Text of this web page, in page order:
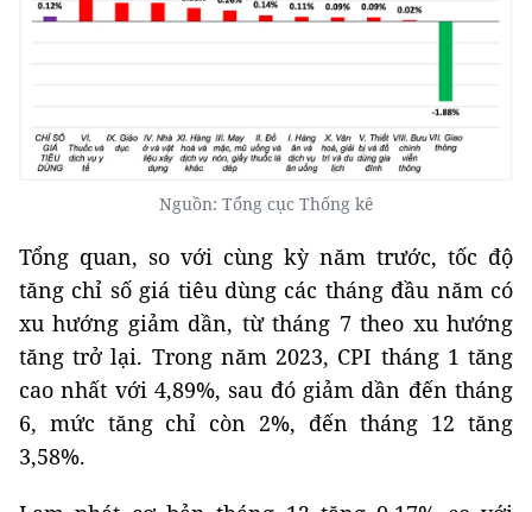
Nguồn: Tổng cục Thống kê
Tổng quan, so với cùng kỳ năm trước, tốc độ
tăng chỉ số giá tiêu dùng các tháng đầu năm có
xu hướng giảm dần, từ tháng 7 theo xu hướng
tăng trở lại. Trong năm 2023, CPI tháng 1 tăng
cao nhất với 4,89%, sau đó giảm dần đến tháng
6, mức tăng chỉ còn 2%, đến tháng 12 tăng
3,58%.